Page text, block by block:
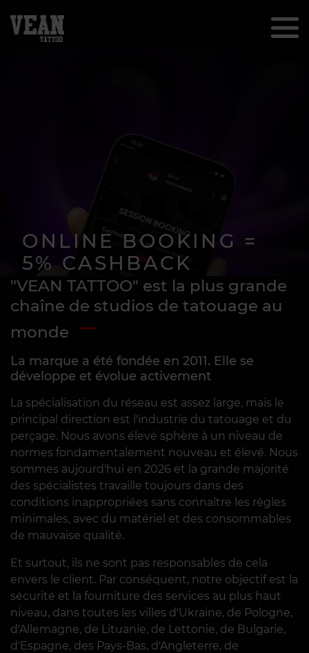
ONLINE BOOKING =
5% CASHBACK
Get cashback for booking
independently via the app or your
1 2 3 4 5
"VEAN TATTOO" est la plus grande
chaîne de studios de tatouage au
monde
La marque a été fondée en 2011. Elle se
développe et évolue activement
La spécialisation du réseau est assez large, mais le
principal direction est l'industrie du tatouage et du
perçage. Nous avons élevé sphère à un niveau de
normes fondamentalement nouveau et élevé. Nous
sommes aujourd'hui en 2026 et la grande majorité
des spécialistes travaille toujours dans des
conditions inappropriées sans connaître les règles
minimales, avec du matériel et des consommables
de mauvaise qualité.
Et surtout, ils ne sont pas responsables de cela
envers le client. Par conséquent, notre objectif est la
sécurité et la fourniture des services au plus haut
niveau, dans toutes les villes d'Ukraine, de Pologne,
d'Allemagne, de Lituanie, de Lettonie, de Bulgarie,
d'Espagne, des Pays-Bas, d'Angleterre, de